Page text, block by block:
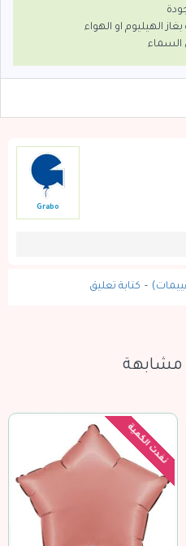
Grabo
- كتابة تعليق
الهيليوم او الهواء
السماء
مشابهة
نفدت الكمية